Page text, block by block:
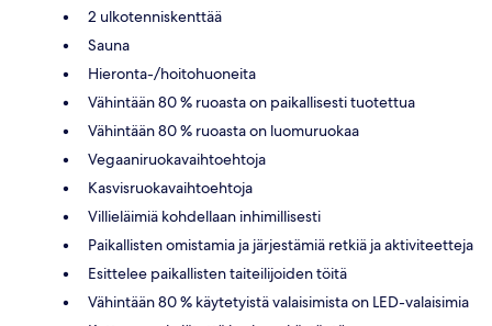
2 ulkotenniskenttää
Sauna
Hieronta-/hoitohuoneita
Vähintään 80 % ruoasta on paikallisesti tuotettua
Vähintään 80 % ruoasta on luomuruokaa
Vegaaniruokavaihtoehtoja
Kasvisruokavaihtoehtoja
Villieläimiä kohdellaan inhimillisesti
Paikallisten omistamia ja järjestämiä retkiä ja aktiviteetteja
Esittelee paikallisten taiteilijoiden töitä
Vähintään 80 % käytetyistä valaisimista on LED-valaisimia